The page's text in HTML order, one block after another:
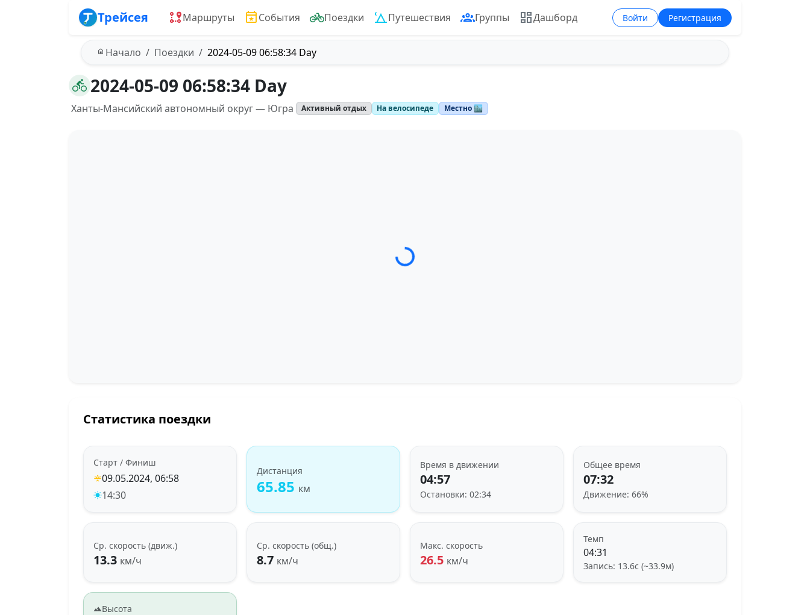
Трейсея Маршруты События Поездки Путешествия Группы Дашборд Войти Регистрация
Начало Поездки 2024-05-09 06:58:34 Day
2024-05-09 06:58:34 Day
Ханты-Мансийский автономный округ — Югра Активный отдых На велосипеде Местно 🏙️
Загрузка трека...
Статистика поездки
Старт / Финиш
09.05.2024, 06:58
14:30
Дистанция
65.85 км
Время в движении
04:57
Остановки: 02:34
Общее время
07:32
Движение: 66%
Ср. скорость (движ.)
13.3 км/ч
Ср. скорость (общ.)
8.7 км/ч
Макс. скорость
26.5 км/ч
Темп
04:31
Запись: 13.6с (~33.9м)
Высота